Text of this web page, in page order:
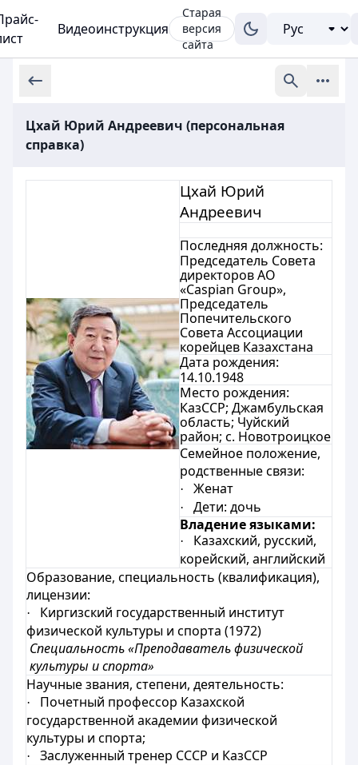
Видеоинструкция
Старая
версия
сайта
Цхай Юрий Андреевич (персональная
справка)
Цхай Юрий
Андреевич
Последняя должность:
Председатель Совета
директоров АО
«Caspian Group»,
Председатель
Попечительского
Совета Ассоциации
корейцев Казахстана
Дата рождения:
14.10.1948
Место рождения:
КазССР; Джамбульская
область; Чуйский
район; с. Новотроицкое
Семейное положение,
родственные связи:
· Женат
· Дети: дочь
Владение языками:
·
Казахский, русский,
корейский, английский
Образование, специальность (квалификация),
лицензии:
·
Киргизский государственный институт
физической культуры и спорта (1972)
Специальность «Преподаватель физической
культуры и спорта»
Научные звания, степени, деятельность:
·
Почетный профессор Казахской
государственной академии физической
культуры и спорта;
·
Заслуженный тренер СССР и КазССР